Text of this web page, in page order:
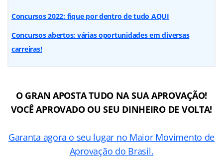
Concursos 2022: fique por dentro de tudo AQUI
Concursos abertos: várias oportunidades em diversas
carreiras!
O GRAN APOSTA TUDO NA SUA APROVAÇÃO!
VOCÊ APROVADO OU SEU DINHEIRO DE VOLTA!
Garanta agora o seu lugar no Maior Movimento de
Aprovação do Brasil.